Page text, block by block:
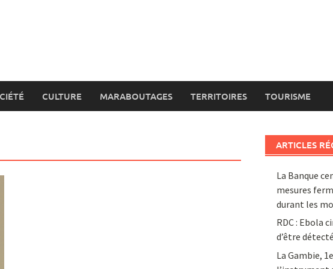
CULTURE MARABOUTAGES TERRITOIRES TOURISME
ARTICLES
La Banque
mesures
durant les
RDC : Ebola
d’être
La Gambie,